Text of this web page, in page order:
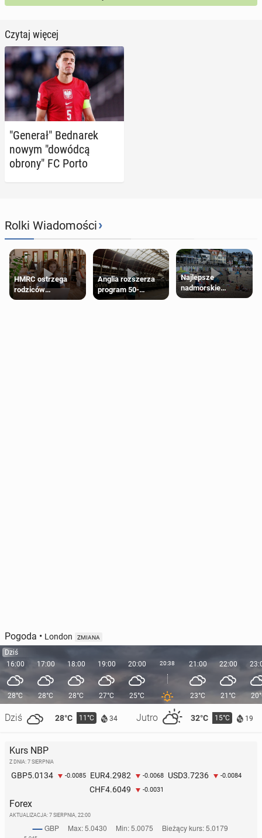
Czytaj więcej
"Generał" Bed­na­rek
nowym "dowódcą
obrony" FC Porto
Rolki Wiadomości›
HMRC ostrzega
rodziców
pobierających Child
Anglia rozszerza
program 50-
procentowych
Najlepsze
nadmorskie
miasteczko blisko
Pogoda • London ZMIANA
Dziś
16:00
28°C
Dziś 28°C 11°C 34 Jutro 32°C 15°C 19
17:00
28°C
18:00
28°C
19:00
27°C
20:00
25°C
20:38 21:00
23°C
22:00
21°C
Kurs NBP
Z DNIA: 7 SIERPNIA
GBP5.0134 -0.0085 EUR4.2982 -0.0068 USD3.7236 -0.0084
CHF4.6049 -0.0031
Forex
AKTUALIZACJA: 7 SIERPNIA, 22:00